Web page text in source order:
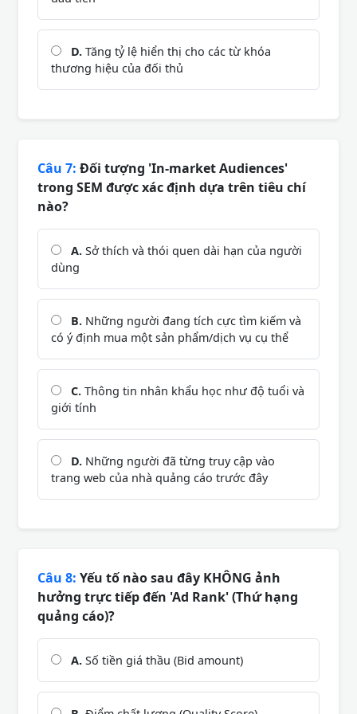
D. Tăng tỷ lệ hiển thị cho các từ khóa
thương hiệu của đối thủ
Câu 7: Đối tượng 'In-market Audiences'
trong SEM được xác định dựa trên tiêu chí
nào?
A. Sở thích và thói quen dài hạn của người
dùng
B. Những người đang tích cực tìm kiếm và
có ý định mua một sản phẩm/dịch vụ cụ thể
C. Thông tin nhân khẩu học như độ tuổi và
giới tính
D. Những người đã từng truy cập vào
trang web của nhà quảng cáo trước đây
Câu 8: Yếu tố nào sau đây KHÔNG ảnh
hưởng trực tiếp đến 'Ad Rank' (Thứ hạng
quảng cáo)?
A. Số tiền giá thầu (Bid amount)